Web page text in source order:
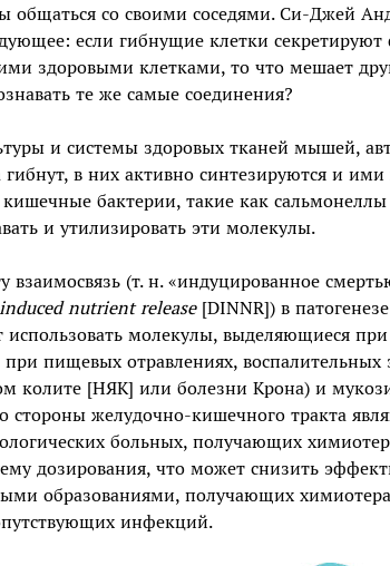
общаться со своими соседями. Си-Джей
если гибнущие клетки
здоровыми клетками, то что мешает
те же самые соединения?
и системы здоровых тканей мышей,
в них активно синтезируются и
бактерии, такие как
и утилизировать эти молекулы.
взаимосвязь (т. н. «индуцированное
nutrient release[DINNR]) в
молекулы, выделяющиеся при
пищевых отравлениях, воспалительных
колите [НЯК] или болезни Крона) и
стороны желудочно-кишечного тракта
больных, получающих
дозирования, что может снизить
образованиями, получающих
инфекций.